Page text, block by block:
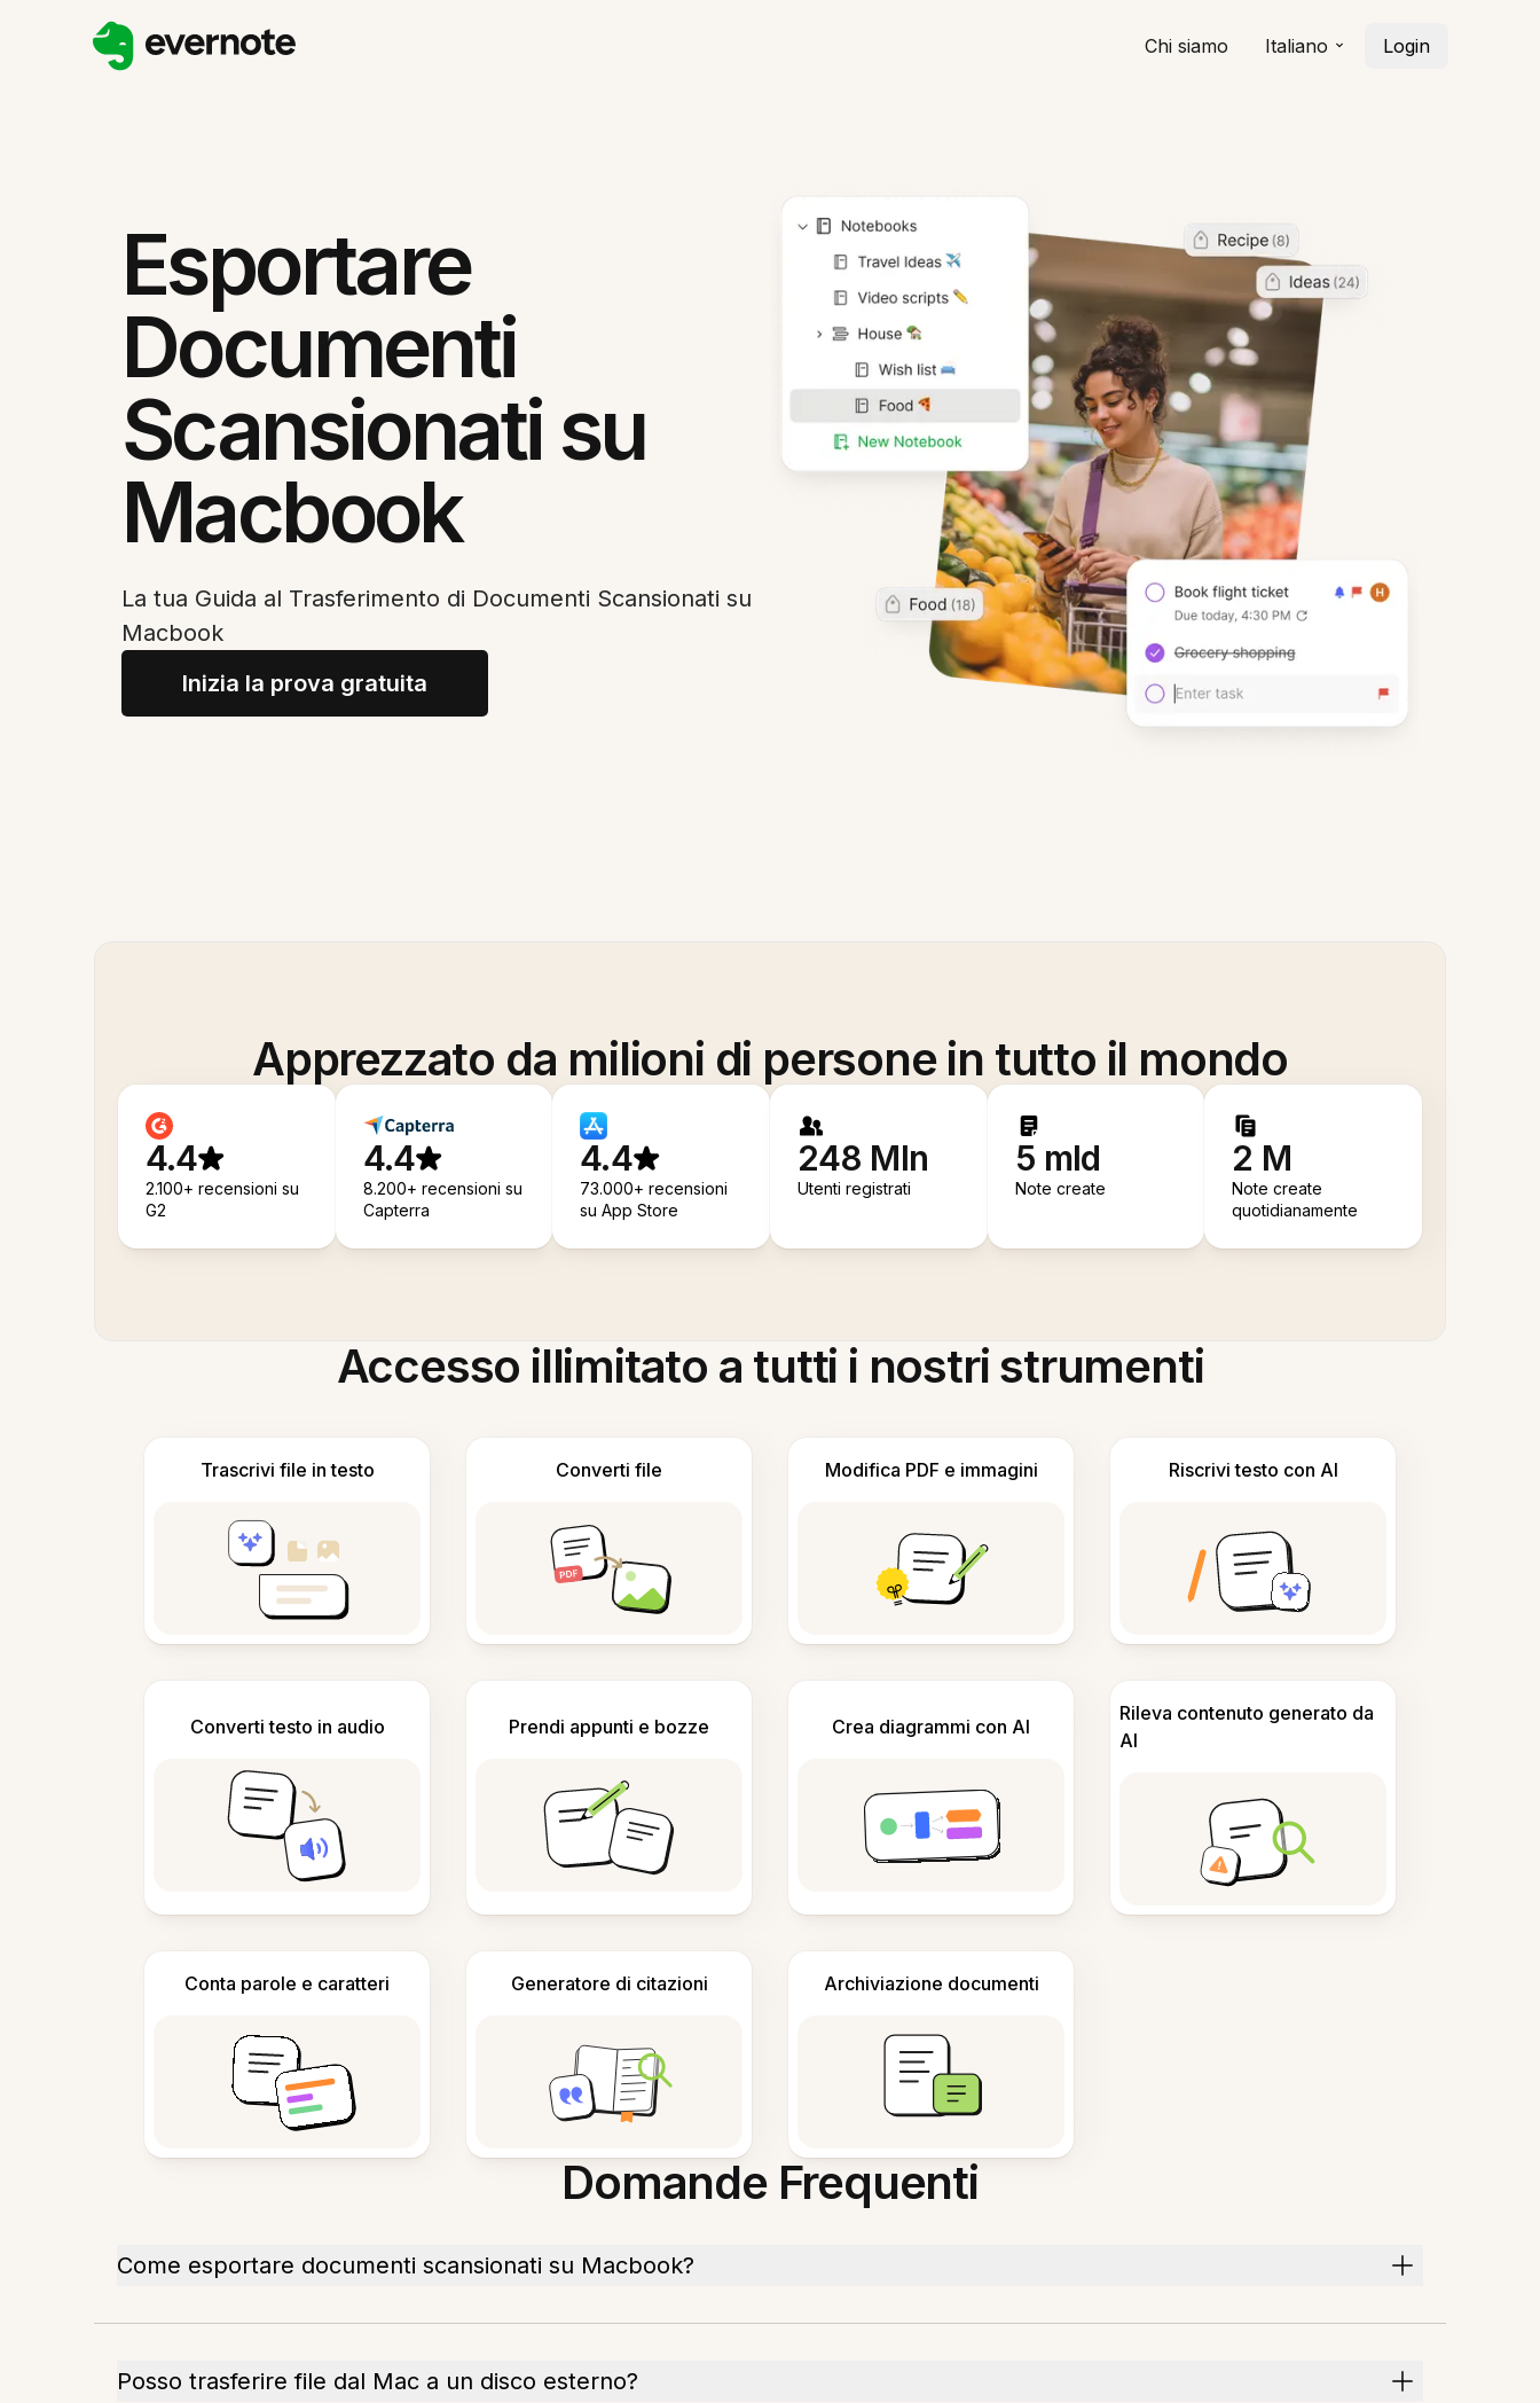
Chi siamo Italiano Login
Esportare
Documenti
Scansionati su
Macbook
La tua Guida al Trasferimento di Documenti Scansionati su
Macbook
Inizia la prova gratuita
Apprezzato da milioni di persone in tutto il mondo
4.4
2.100+ recensioni su
G2
4.4
8.200+ recensioni su
Capterra
4.4
73.000+ recensioni
su App Store
248 Mln
Utenti registrati
5 mld
Note create
2 M
Note create
quotidianamente
Accesso illimitato a tutti i nostri strumenti
Trascrivi file in testo Converti file Modifica PDF e immagini Riscrivi testo con AI
Converti testo in audio Prendi appunti e bozze Crea diagrammi con AI
Rileva contenuto generato da
AI
Conta parole e caratteri Generatore di citazioni Archiviazione documenti
Domande Frequenti
Come esportare documenti scansionati su Macbook?
Posso trasferire file dal Mac a un disco esterno?